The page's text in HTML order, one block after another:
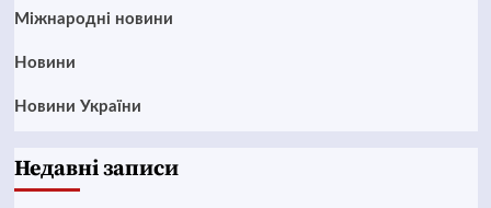
Міжнародні новини
Новини
Новини України
Недавні записи